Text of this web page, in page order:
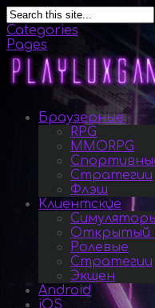
Categories
Pages
Браузерные
RPG
MMORPG
Стратегии
Флэш
Клиентские
Открытый
Ролевые
Стратегии
Экшен
Android
iOS